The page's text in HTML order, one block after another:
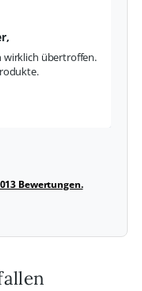
wirklich übertroffen.
Bewertungen.